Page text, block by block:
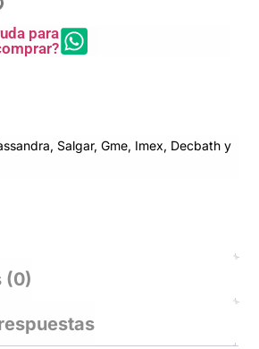
para
Salgar, Gme, Imex, Decbath y
(0)